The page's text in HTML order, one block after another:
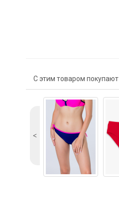
С этим товаром покупают
˂